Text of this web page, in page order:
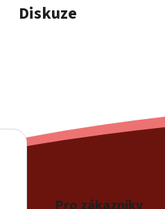
Diskuze